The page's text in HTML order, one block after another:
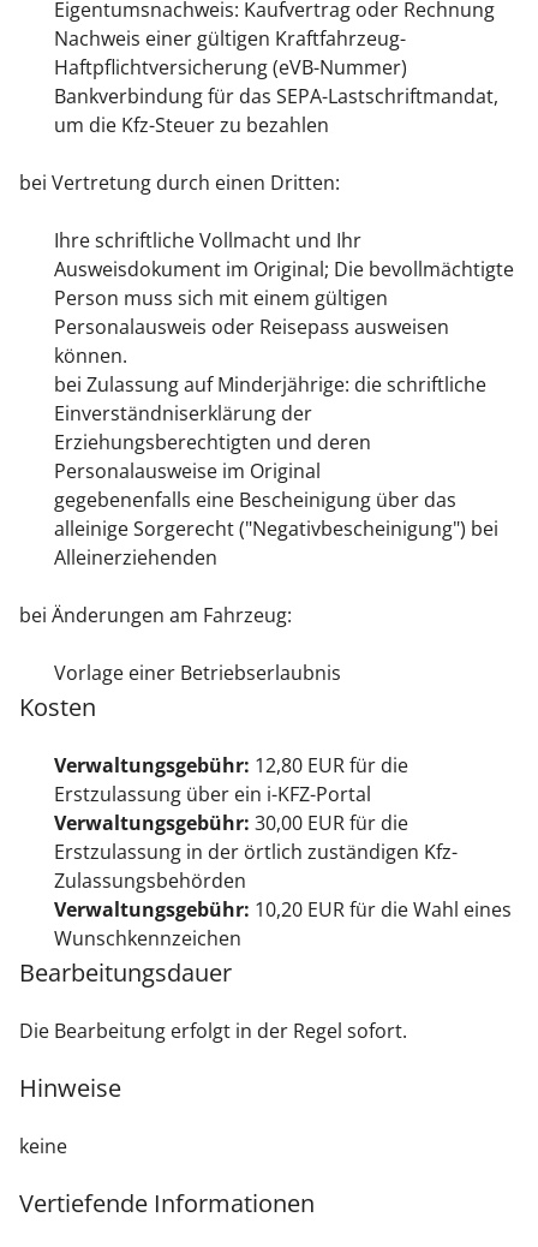
Eigentumsnachweis: Kaufvertrag oder Rechnung
Nachweis einer gültigen Kraftfahrzeug-
Haftpflichtversicherung (eVB-Nummer)
Bankverbindung für das SEPA-Lastschriftmandat,
um die Kfz-Steuer zu bezahlen
bei Vertretung durch einen Dritten:
Ihre schriftliche Vollmacht und Ihr
Ausweisdokument im Original; Die bevollmächtigte
Person muss sich mit einem gültigen
Personalausweis oder Reisepass ausweisen
können.
bei Zulassung auf Minderjährige: die schriftliche
Einverständniserklärung der
Erziehungsberechtigten und deren
Personalausweise im Original
gegebenenfalls eine Bescheinigung über das
alleinige Sorgerecht ("Negativbescheinigung") bei
Alleinerziehenden
bei Änderungen am Fahrzeug:
Vorlage einer Betriebserlaubnis
Kosten
Verwaltungsgebühr: 12,80 EUR für die
Erstzulassung über ein i-KFZ-Portal
Verwaltungsgebühr: 30,00 EUR für die
Erstzulassung in der örtlich zuständigen Kfz-
Zulassungsbehörden
Verwaltungsgebühr: 10,20 EUR für die Wahl eines
Wunschkennzeichen
Bearbeitungsdauer
Die Bearbeitung erfolgt in der Regel sofort.
Hinweise
keine
Vertiefende Informationen